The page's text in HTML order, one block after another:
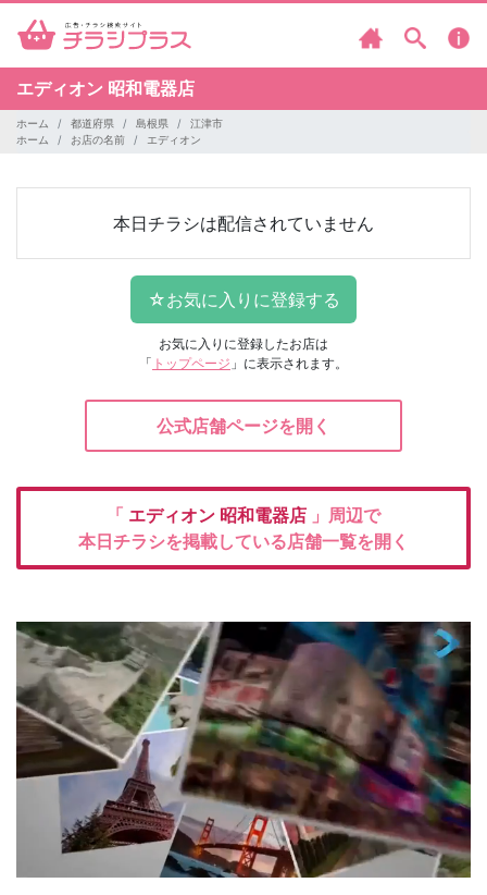
エディオン 昭和電器店
ホーム 都道府県 島根県
江津市
ホーム
お店の名前 エディオン
本日チラシは配信されていません
お気に入りに登録したお店は
「 トップページ 」に表示されます。
公式店舗ページを開く
「 エディオン 昭和電器店 」周辺で
本日チラシを掲載している店舗一覧を開く